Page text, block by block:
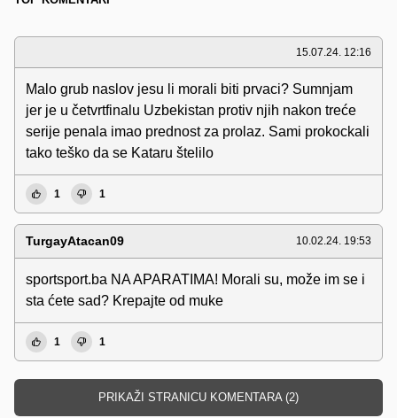
15.07.24. 12:16
Malo grub naslov jesu li morali biti prvaci? Sumnjam
jer je u četvrtfinalu Uzbekistan protiv njih nakon treće
serije penala imao prednost za prolaz. Sami prokockali
tako teško da se Kataru štelilo
1 1
TurgayAtacan09 10.02.24. 19:53
sportsport.ba NA APARATIMA! Morali su, može im se i
sta ćete sad? Krepajte od muke
1 1
PRIKAŽI STRANICU KOMENTARA (2)